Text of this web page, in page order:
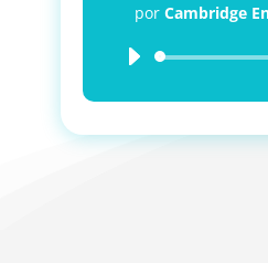
porCambridge